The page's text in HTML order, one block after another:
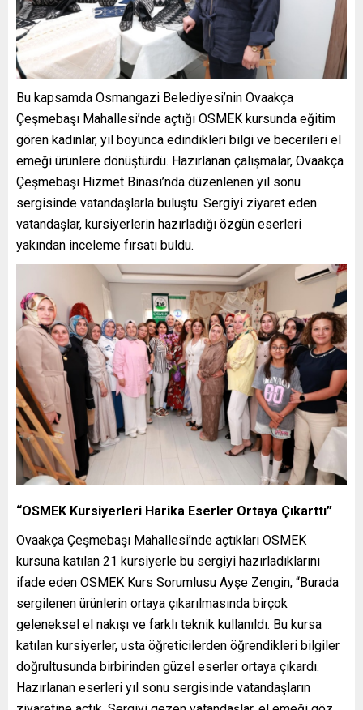
Bu kapsamda Osmangazi Belediyesi’nin Ovaakça
Çeşmebaşı Mahallesi’nde açtığı OSMEK kursunda eğitim
gören kadınlar, yıl boyunca edindikleri bilgi ve becerileri el
emeği ürünlere dönüştürdü. Hazırlanan çalışmalar, Ovaakça
Çeşmebaşı Hizmet Binası’nda düzenlenen yıl sonu
sergisinde vatandaşlarla buluştu. Sergiyi ziyaret eden
vatandaşlar, kursiyerlerin hazırladığı özgün eserleri
yakından inceleme fırsatı buldu.
“OSMEK Kursiyerleri Harika Eserler Ortaya Çıkarttı”
Ovaakça Çeşmebaşı Mahallesi’nde açtıkları OSMEK
kursuna katılan 21 kursiyerle bu sergiyi hazırladıklarını
ifade eden OSMEK Kurs Sorumlusu Ayşe Zengin, “Burada
sergilenen ürünlerin ortaya çıkarılmasında birçok
geleneksel el nakışı ve farklı teknik kullanıldı. Bu kursa
katılan kursiyerler, usta öğreticilerden öğrendikleri bilgiler
doğrultusunda birbirinden güzel eserler ortaya çıkardı.
Hazırlanan eserleri yıl sonu sergisinde vatandaşların